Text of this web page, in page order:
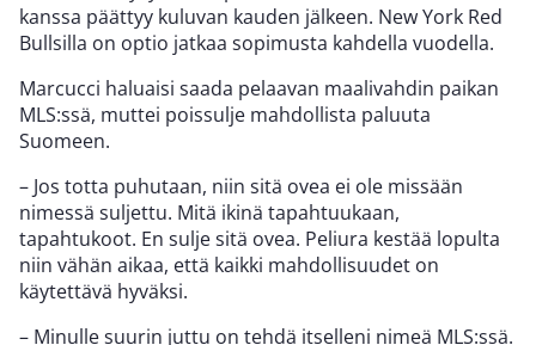
kanssa päättyy kuluvan kauden jälkeen. New York Red
Bullsilla on optio jatkaa sopimusta kahdella vuodella.
Marcucci haluaisi saada pelaavan maalivahdin paikan
MLS:ssä, muttei poissulje mahdollista paluuta
Suomeen.
– Jos totta puhutaan, niin sitä ovea ei ole missään
nimessä suljettu. Mitä ikinä tapahtuukaan,
tapahtukoot. En sulje sitä ovea. Peliura kestää lopulta
niin vähän aikaa, että kaikki mahdollisuudet on
käytettävä hyväksi.
– Minulle suurin juttu on tehdä itselleni nimeä MLS:ssä.